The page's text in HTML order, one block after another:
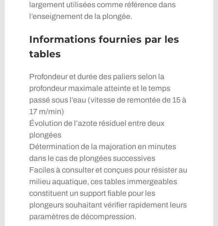
largement utilisées comme référence dans
l’enseignement de la plongée.
Informations fournies par les
tables
Profondeur et durée des paliers selon la
profondeur maximale atteinte et le temps
passé sous l’eau (vitesse de remontée de 15 à
17 m/min)
Évolution de l’azote résiduel entre deux
plongées
Détermination de la majoration en minutes
dans le cas de plongées successives
Faciles à consulter et conçues pour résister au
milieu aquatique, ces tables immergeables
constituent un support fiable pour les
plongeurs souhaitant vérifier rapidement leurs
paramètres de décompression.